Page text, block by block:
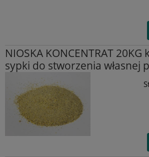
NIOSKA KONCENTRAT
sypki do stworzenia własnej